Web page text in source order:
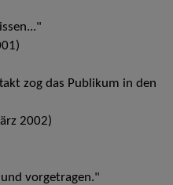
zog das Publikum in den
2002)
vorgetragen."